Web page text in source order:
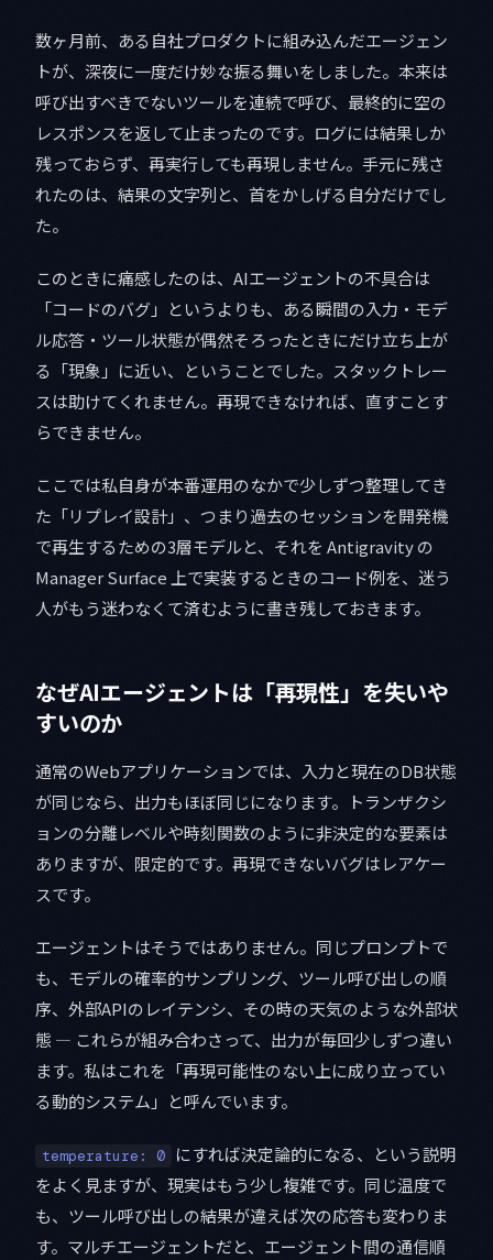
数ヶ月前、ある自社プロダクトに組み込んだエージェン
トが、深夜に一度だけ妙な振る舞いをしました。本来は
呼び出すべきでないツールを連続で呼び、最終的に空の
レスポンスを返して止まったのです。ログには結果しか
残っておらず、再実行しても再現しません。手元に残さ
れたのは、結果の文字列と、首をかしげる自分だけでし
た。
このときに痛感したのは、AIエージェントの不具合は
「コードのバグ」というよりも、ある瞬間の入力・モデ
ル応答・ツール状態が偶然そろったときにだけ立ち上が
る「現象」に近い、ということでした。スタックトレー
スは助けてくれません。再現できなければ、直すことす
らできません。
ここでは私自身が本番運用のなかで少しずつ整理してき
た「リプレイ設計」、つまり過去のセッションを開発機
で再生するための3層モデルと、それを Antigravity の
Manager Surface 上で実装するときのコード例を、迷う
人がもう迷わなくて済むように書き残しておきます。
なぜAIエージェントは「再現性」を失いや
すいのか
通常のWebアプリケーションでは、入力と現在のDB状態
が同じなら、出力もほぼ同じになります。トランザクシ
ョンの分離レベルや時刻関数のように非決定的な要素は
ありますが、限定的です。再現できないバグはレアケー
スです。
エージェントはそうではありません。同じプロンプトで
も、モデルの確率的サンプリング、ツール呼び出しの順
序、外部APIのレイテンシ、その時の天気のような外部状
態 — これらが組み合わさって、出力が毎回少しずつ違い
ます。私はこれを「再現可能性のない上に成り立ってい
る動的システム」と呼んでいます。
temperature: 0
にすれば決定論的になる、という説明
をよく見ますが、現実はもう少し複雑です。同じ温度で
も、ツール呼び出しの結果が違えば次の応答も変わりま
す。マルチエージェントだと、エージェント間の通信順